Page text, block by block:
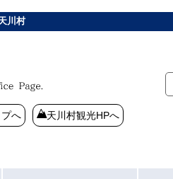
川村
天川村観光HPへ
へ